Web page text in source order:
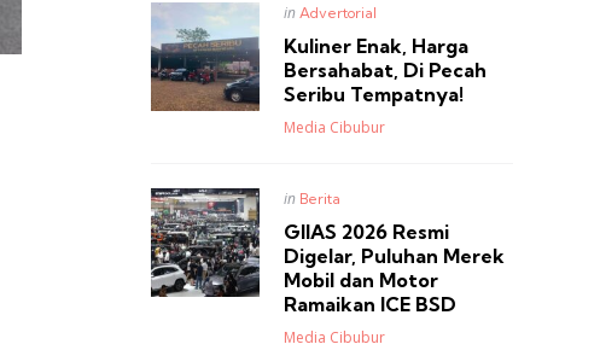
Posted
in Advertorial
Kuliner Enak, Harga
Bersahabat, Di Pecah
Seribu Tempatnya!
Posted
Media Cibubur
Posted
in Berita
GIIAS 2026 Resmi
Digelar, Puluhan Merek
Mobil dan Motor
Ramaikan ICE BSD
Posted
Media Cibubur